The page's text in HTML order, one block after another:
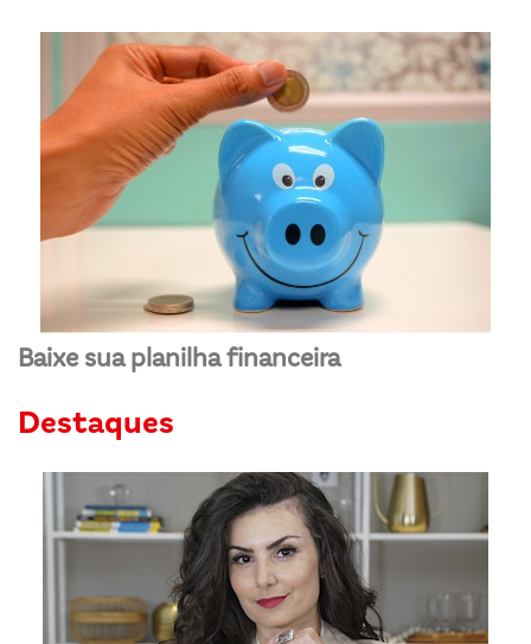
Baixe sua planilha financeira
Destaques